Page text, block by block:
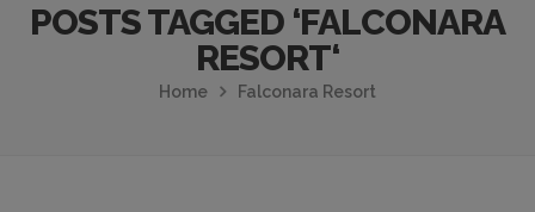
POSTS TAGGED ‘FALCONARA
RESORT‘
Home Falconara Resort